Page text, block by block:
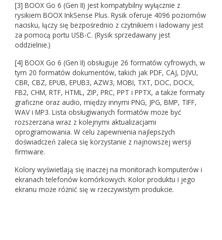
[3] BOOX Go 6 (Gen II) jest kompatybilny wyłącznie z
rysikiem BOOX InkSense Plus. Rysik oferuje 4096 poziomów
nacisku, łączy się bezpośrednio z czytnikiem i ładowany jest
za pomocą portu USB-C. (Rysik sprzedawany jest
oddzielnie.)
[4] BOOX Go 6 (Gen II) obsługuje 26 formatów cyfrowych, w
tym 20 formatów dokumentów, takich jak PDF, CAJ, DJVU,
CBR, CBZ, EPUB, EPUB3, AZW3, MOBI, TXT, DOC, DOCX,
FB2, CHM, RTF, HTML, ZIP, PRC, PPT i PPTX, a także formaty
graficzne oraz audio, między innymi PNG, JPG, BMP, TIFF,
WAV i MP3. Lista obsługiwanych formatów może być
rozszerzana wraz z kolejnymi aktualizacjami
oprogramowania. W celu zapewnienia najlepszych
doświadczeń zaleca się korzystanie z najnowszej wersji
firmware.
Kolory wyświetlają się inaczej na monitorach komputerów i
ekranach telefonów komórkowych. Kolor produktu i jego
ekranu może różnić się w rzeczywistym produkcie.